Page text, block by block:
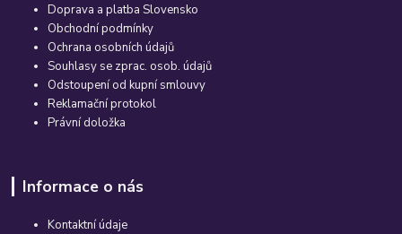
Doprava a platba Slovensko
Obchodní podmínky
Ochrana osobních údajů
Souhlasy se zprac. osob. údajů
Odstoupení od kupní smlouvy
Reklamační protokol
Právní doložka
Informace o nás
Kontaktní údaje